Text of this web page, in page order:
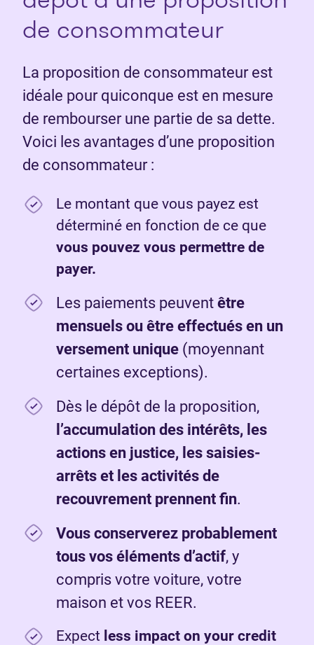
de consommateur
La proposition de consommateur est
idéale pour quiconque est en mesure
de rembourser une partie de sa dette.
Voici les avantages d’une proposition
de consommateur :
Le montant que vous payez est
déterminé en fonction de ce que
vous pouvez vous permettre de
payer.
Les paiements peuvent être
mensuels ou être effectués en un
versement unique (moyennant
certaines exceptions).
Dès le dépôt de la proposition,
l’accumulation des intérêts, les
actions en justice, les saisies-
arrêts et les activités de
recouvrement prennent fin.
Vous conserverez probablement
tous vos éléments d’actif, y
compris votre voiture, votre
maison et vos REER.
Expect less impact on your credit